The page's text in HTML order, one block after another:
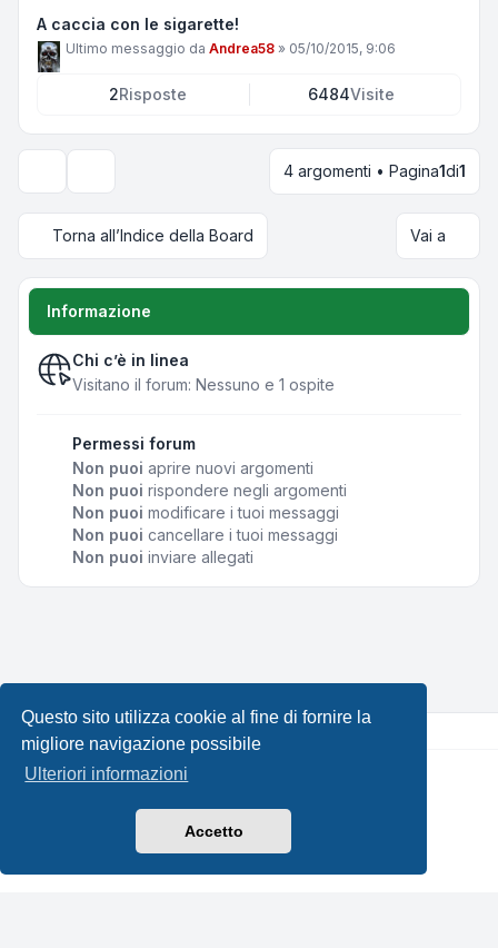
Questo sito utilizza cookie al fine di fornire la
migliore navigazione possibile
Ulteriori informazioni
Accetto
A caccia con le sigarette!
Ultimo messaggio da Andrea58 » 05/10/2015, 9:06
2Risposte 6484Visite
Opzioni di visualizzazione e ordinamento
4 argomenti • Pagina1di1
Torna all’Indice della Board Vai a
Informazione
Chi c’è in linea
Visitano il forum: Nessuno e 1 ospite
Permessi forum
Non puoi aprire nuovi argomenti
Non puoi rispondere negli argomenti
Non puoi modificare i tuoi messaggi
Non puoi cancellare i tuoi messaggi
Non puoi inviare allegati
Creato daphpBB® Forum Software © phpBB Limited •
Leenoz.com
phpBB-Italia.it
Condizioni|Tutti gli orari sono